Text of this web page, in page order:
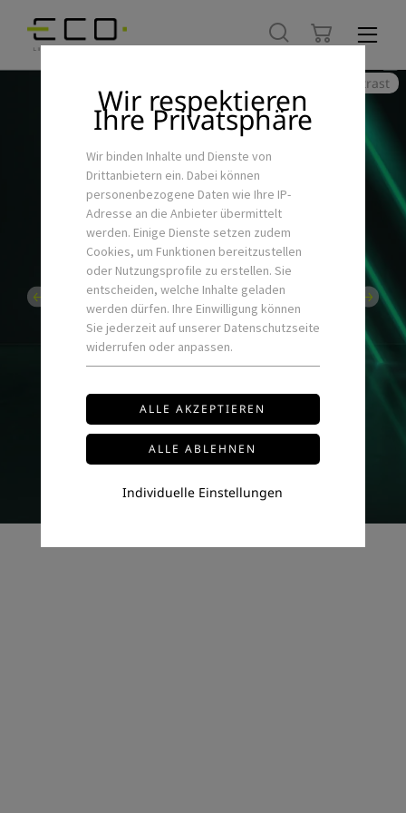
Hoher Kontrast
ONLINESHOP
Entdecken Sie jetzt unsere Produkte!
ZUM ONLINESHOP
Wir respektieren
Ihre Privatsphäre
Wir binden Inhalte und Dienste von
Drittanbietern ein. Dabei können
personenbezogene Daten wie Ihre IP-
Adresse an die Anbieter übermittelt
werden. Einige Dienste setzen zudem
Cookies, um Funktionen bereitzustellen
oder Nutzungsprofile zu erstellen. Sie
entscheiden, welche Inhalte geladen
werden dürfen. Ihre Einwilligung können
Sie jederzeit auf unserer Datenschutzseite
widerrufen oder anpassen.
Individuelle Einstellungen